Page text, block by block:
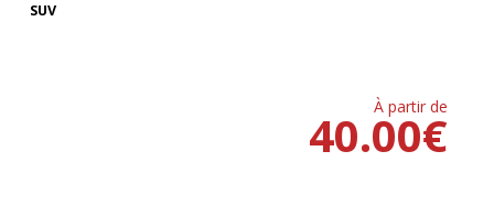
SUV
À partir de
€
40.00